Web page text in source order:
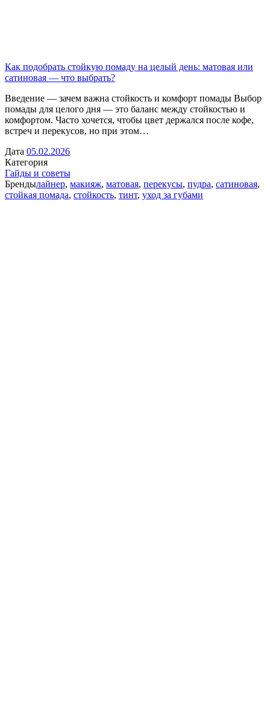
Как подобрать стойкую помаду на целый день: матовая или
сатиновая — что выбрать?
Введение — зачем важна стойкость и комфорт помады Выбор
помады для целого дня — это баланс между стойкостью и
комфортом. Часто хочется, чтобы цвет держался после кофе,
встреч и перекусов, но при этом…
Дата 05.02.2026
Категория
Гайды и советы
Брендылайнер, макияж, матовая, перекусы, пудра, сатиновая,
стойкая помада, стойкость, тинт, уход за губами